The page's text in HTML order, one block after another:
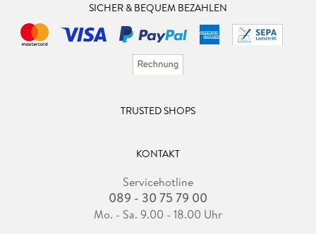
SICHER & BEQUEM BEZAHLEN
TRUSTED SHOPS
KONTAKT
Servicehotline
089 - 30 75 79 00
Mo. - Sa. 9.00 - 18.00 Uhr